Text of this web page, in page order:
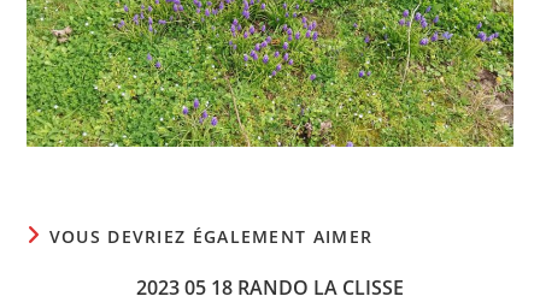
VOUS DEVRIEZ ÉGALEMENT AIMER
2023 05 18 RANDO LA CLISSE